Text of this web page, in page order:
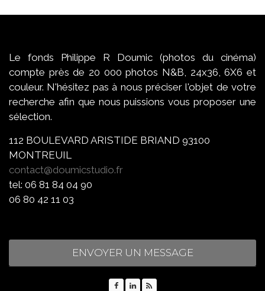
Le fonds Philippe R Doumic (photos du cinéma)
compte près de 20 000 photos N&B, 24x36, 6X6 et
couleur. N'hésitez pas à nous préciser l'objet de votre
recherche afin que nous puissions vous proposer une
sélection. ​
112 BOULEVARD ARISTIDE BRIAND 93100
MONTREUIL
contact@doumicstudio.fr
tel: 06 81 84 04 90
06 80 42 11 03
ENVOYER UN MESSAGE